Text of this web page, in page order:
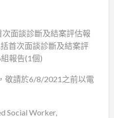
面談診斷及結案評估報
首次面談診斷及結案評
報告(1個)
敬請於6/8/2021之前以電
Social Worker,